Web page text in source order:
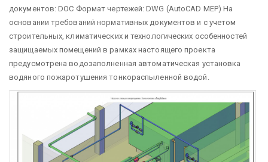
документов: DOC Формат чертежей: DWG (AutoCAD MEP) На
основании требований нормативных документов и с учетом
строительных, климатических и технологических особенностей
защищаемых помещений в рамках настоящего проекта
предусмотрена водозаполненная автоматическая установка
водяного пожаротушения тонкораспыленной водой.